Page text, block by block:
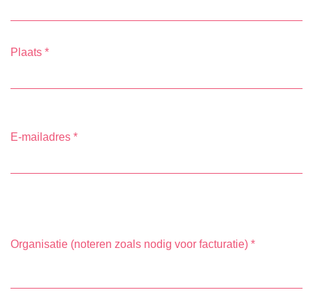
Plaats *
E-mailadres *
Organisatie (noteren zoals nodig voor facturatie) *